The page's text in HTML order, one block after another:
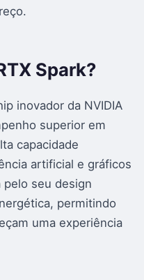
Spark?
inovador da NVIDIA
superior em
capacidade
artificial e gráficos
pelo seu design
permitindo
uma experiência